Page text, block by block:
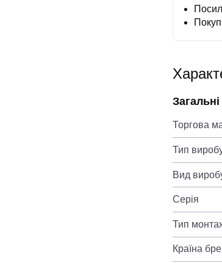
Загальні
Торгова
Тип
Вид
Серія
Тип
Країна